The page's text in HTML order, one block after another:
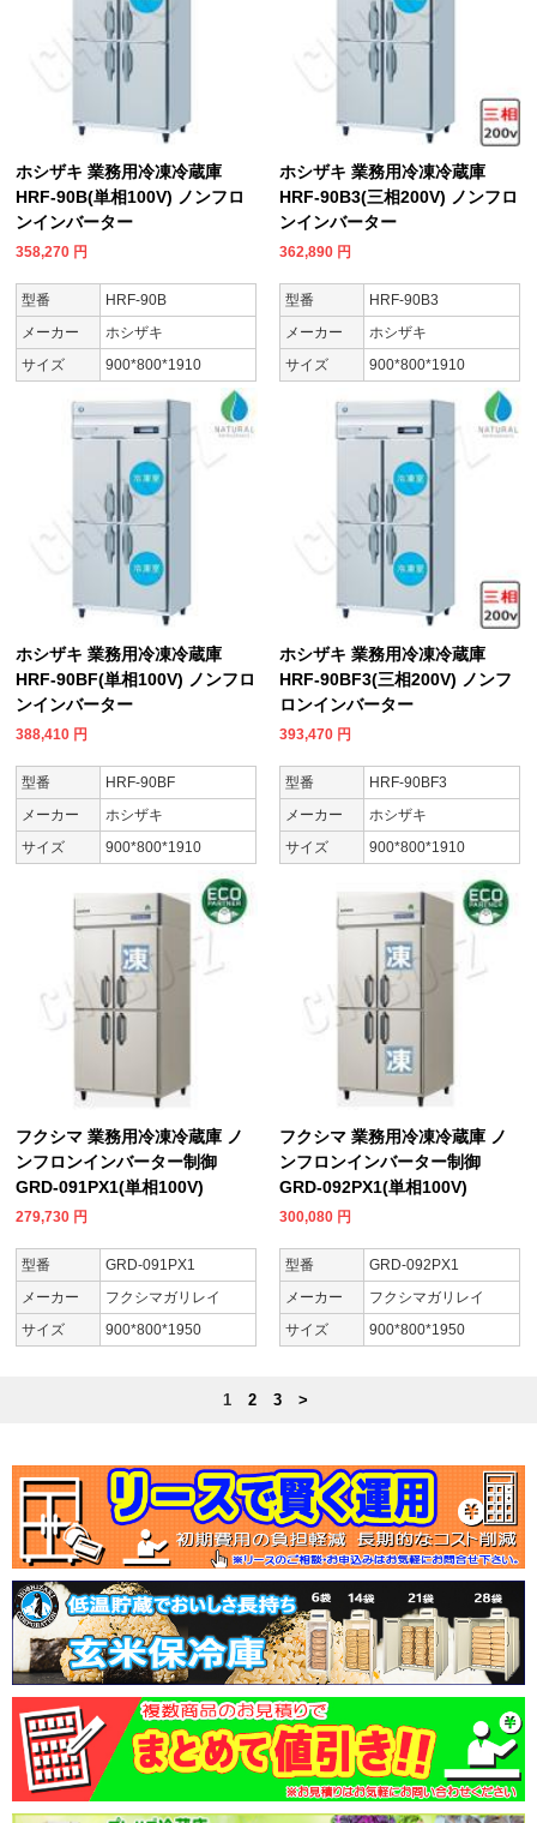
ホシザキ 業務用冷凍冷蔵庫
HRF-90B(単相100V) ノンフロ
ンインバーター
358,270 円
型番
HRF-90B
メーカー
ホシザキ
サイズ
900*800*1910
ホシザキ 業務用冷凍冷蔵庫
HRF-90B3(三相200V) ノンフロ
ンインバーター
362,890 円
型番
HRF-90B3
メーカー
ホシザキ
サイズ
900*800*1910
ホシザキ 業務用冷凍冷蔵庫
HRF-90BF(単相100V) ノンフロ
ンインバーター
388,410 円
型番
HRF-90BF
メーカー
ホシザキ
サイズ
900*800*1910
ホシザキ 業務用冷凍冷蔵庫
HRF-90BF3(三相200V) ノンフ
ロンインバーター
393,470 円
型番
HRF-90BF3
メーカー
ホシザキ
サイズ
900*800*1910
フクシマ 業務用冷凍冷蔵庫 ノ
ンフロンインバーター制御
GRD-091PX1(単相100V)
279,730 円
型番
GRD-091PX1
メーカー
フクシマガリレイ
サイズ
900*800*1950
フクシマ 業務用冷凍冷蔵庫 ノ
ンフロンインバーター制御
GRD-092PX1(単相100V)
300,080 円
型番
GRD-092PX1
メーカー
フクシマガリレイ
サイズ
900*800*1950
1 2 3 >